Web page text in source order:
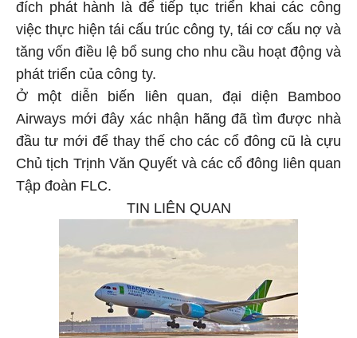
đích phát hành là để tiếp tục triển khai các công
việc thực hiện tái cấu trúc công ty, tái cơ cấu nợ và
tăng vốn điều lệ bổ sung cho nhu cầu hoạt động và
phát triển của công ty.
Ở một diễn biến liên quan, đại diện Bamboo
Airways mới đây xác nhận hãng đã tìm được nhà
đầu tư mới để thay thế cho các cổ đông cũ là cựu
Chủ tịch Trịnh Văn Quyết và các cổ đông liên quan
Tập đoàn FLC.
TIN LIÊN QUAN